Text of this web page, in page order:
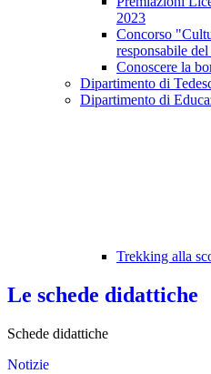
2023
Concorso
responsabile
Conoscere la
Dipartimento di
Dipartimento di
Trekking alla
Le schede didattiche
Schede didattiche
Notizie